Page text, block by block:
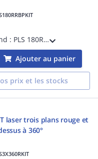
Le kit comprend : PLS 180R, batterie rechargeable, support magnétique pour mesures en porte-à-faux et en axe central, une console murs et plafonds
Ajouter au panier
prix et les stocks
laser trois plans rouge et
à 360°